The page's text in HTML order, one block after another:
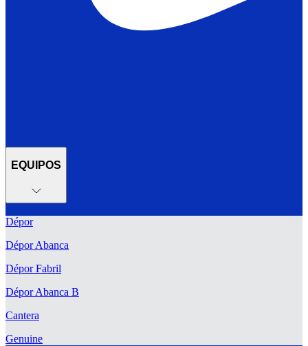
EQUIPOS
Dépor
Dépor Abanca
Dépor Fabril
Dépor Abanca B
Cantera
Genuine